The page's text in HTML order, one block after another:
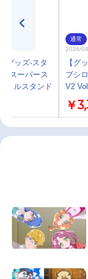
グッズ-スタ
スーパース
リルスタンド
通常
2026/
【グ
ブシ
V2
￥